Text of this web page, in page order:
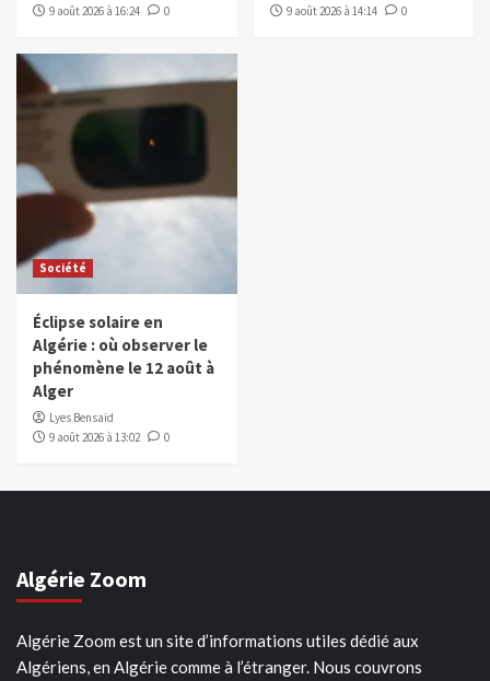
9 août 2026 à 16:24
0
9 août 2026 à 14:14
0
Société
Éclipse solaire en
Algérie : où observer le
phénomène le 12 août à
Alger
Lyes Bensaïd
9 août 2026 à 13:02
0
Algérie Zoom
Algérie Zoom est un site d’informations utiles dédié aux
Algériens, en Algérie comme à l’étranger. Nous couvrons